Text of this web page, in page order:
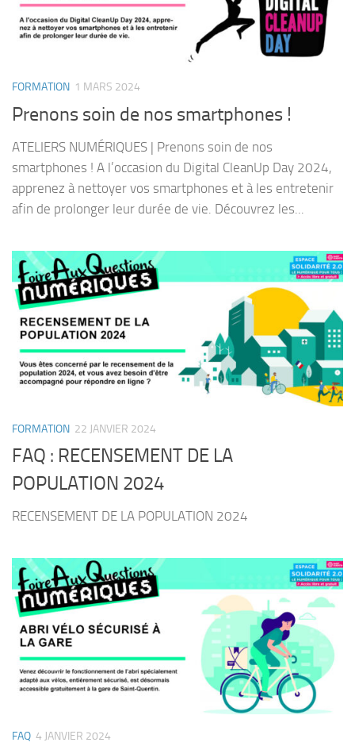
FORMATION 1 MARS 2024
Prenons soin de nos smartphones !
ATELIERS NUMÉRIQUES | Prenons soin de nos
smartphones ! A l’occasion du Digital CleanUp Day 2024,
apprenez à nettoyer vos smartphones et à les entretenir
afin de prolonger leur durée de vie. Découvrez les...
FORMATION 22 JANVIER 2024
FAQ : RECENSEMENT DE LA
POPULATION 2024
RECENSEMENT DE LA POPULATION 2024
FAQ 4 JANVIER 2024